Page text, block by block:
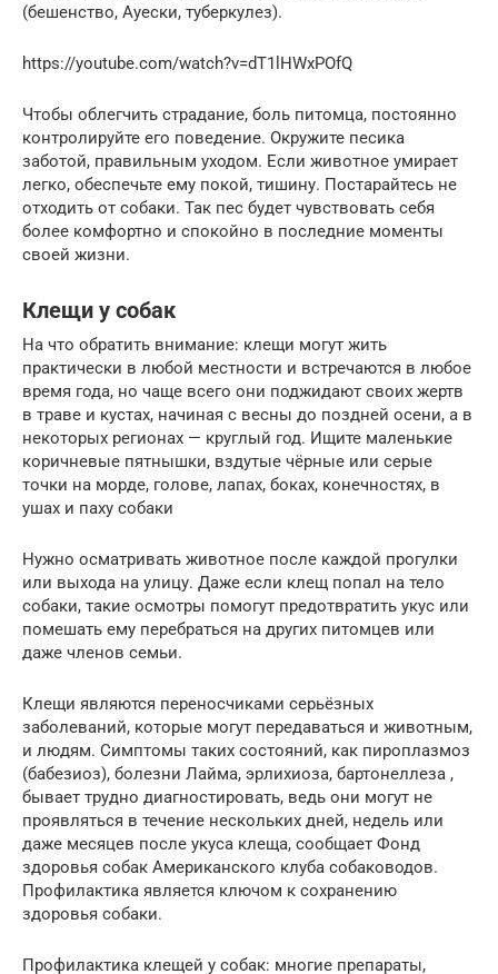
(бешенство, Ауески, туберкулез).
https://youtube.com/watch?v=dT1lHWxPOfQ
Чтобы облегчить страдание, боль питомца, постоянно
контролируйте его поведение. Окружите песика
заботой, правильным уходом. Если животное умирает
легко, обеспечьте ему покой, тишину. Постарайтесь не
отходить от собаки. Так пес будет чувствовать себя
более комфортно и спокойно в последние моменты
своей жизни.
Клещи у собак
На что обратить внимание: клещи могут жить
практически в любой местности и встречаются в любое
время года, но чаще всего они поджидают своих жертв
в траве и кустах, начиная с весны до поздней осени, а в
некоторых регионах — круглый год. Ищите маленькие
коричневые пятнышки, вздутые чёрные или серые
точки на морде, голове, лапах, боках, конечностях, в
ушах и паху собаки
Нужно осматривать животное после каждой прогулки
или выхода на улицу. Даже если клещ попал на тело
собаки, такие осмотры помогут предотвратить укус или
помешать ему перебраться на других питомцев или
даже членов семьи.
Клещи являются переносчиками серьёзных
заболеваний, которые могут передаваться и животным,
и людям. Симптомы таких состояний, как пироплазмоз
(бабезиоз), болезни Лайма, эрлихиоза, бартонеллеза ,
бывает трудно диагностировать, ведь они могут не
проявляться в течение нескольких дней, недель или
даже месяцев после укуса клеща, сообщает Фонд
здоровья собак Американского клуба собаководов.
Профилактика является ключом к сохранению
здоровья собаки.
Профилактика клещей у собак: многие препараты,